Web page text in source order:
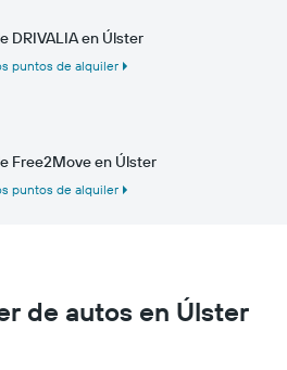
DRIVALIA en Úlster
puntos de alquiler
Free2Move en Úlster
puntos de alquiler
de autos en Úlster